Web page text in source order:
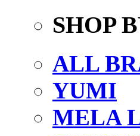
SHOP
ALL
YUMI
MELA